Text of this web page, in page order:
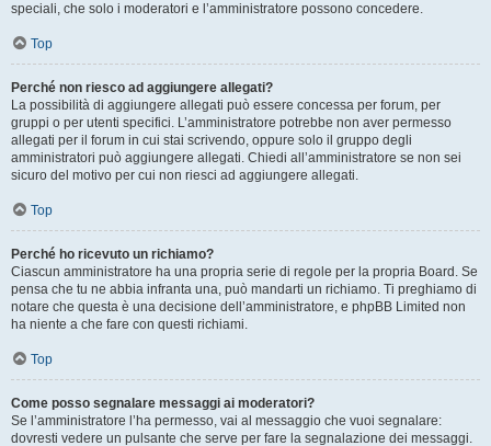
speciali, che solo i moderatori e l’amministratore possono concedere.
Top
Perché non riesco ad aggiungere allegati?
La possibilità di aggiungere allegati può essere concessa per forum, per
gruppi o per utenti specifici. L’amministratore potrebbe non aver permesso
allegati per il forum in cui stai scrivendo, oppure solo il gruppo degli
amministratori può aggiungere allegati. Chiedi all’amministratore se non sei
sicuro del motivo per cui non riesci ad aggiungere allegati.
Top
Perché ho ricevuto un richiamo?
Ciascun amministratore ha una propria serie di regole per la propria Board. Se
pensa che tu ne abbia infranta una, può mandarti un richiamo. Ti preghiamo di
notare che questa è una decisione dell’amministratore, e phpBB Limited non
ha niente a che fare con questi richiami.
Top
Come posso segnalare messaggi ai moderatori?
Se l’amministratore l’ha permesso, vai al messaggio che vuoi segnalare:
dovresti vedere un pulsante che serve per fare la segnalazione dei messaggi.